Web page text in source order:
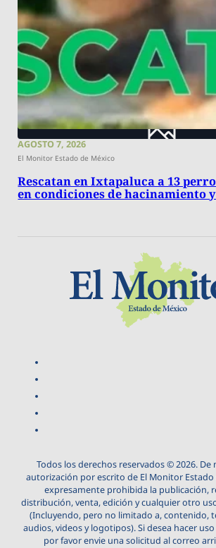
AGOSTO 7, 2026
El Monitor Estado de México
Rescatan en Ixtapaluca a 13
en condiciones de hacinamiento
Todos los derechos reservados © 2026. De
autorización por escrito de El Monitor Estado
expresamente prohibida la publicación,
distribución, venta, edición y cualquier otro
(Incluyendo, pero no limitado a, contenido,
audios, videos y logotipos). Si desea hacer
por favor envie una solicitud al correo